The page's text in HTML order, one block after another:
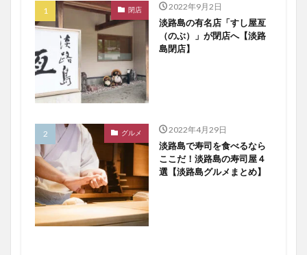
閉店 2022年9月2日
淡路島の有名店「すし屋亙
（のぶ）」が閉店へ【淡路
島閉店】
グルメ 2022年4月29日
淡路島で寿司を食べるなら
ここだ！淡路島の寿司屋４
選【淡路島グルメまとめ】